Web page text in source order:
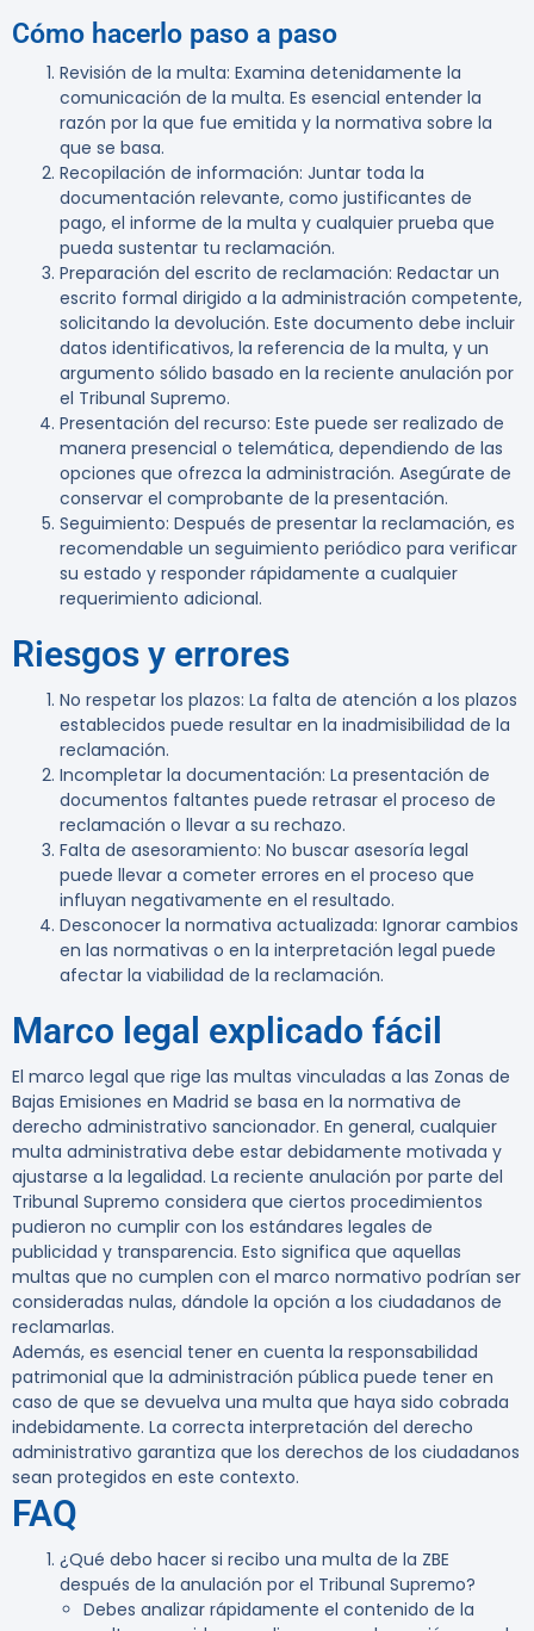
Cómo hacerlo paso a paso
Revisión de la multa: Examina detenidamente la
comunicación de la multa. Es esencial entender la
razón por la que fue emitida y la normativa sobre la
que se basa.
Recopilación de información: Juntar toda la
documentación relevante, como justificantes de
pago, el informe de la multa y cualquier prueba que
pueda sustentar tu reclamación.
Preparación del escrito de reclamación: Redactar un
escrito formal dirigido a la administración competente,
solicitando la devolución. Este documento debe incluir
datos identificativos, la referencia de la multa, y un
argumento sólido basado en la reciente anulación por
el Tribunal Supremo.
Presentación del recurso: Este puede ser realizado de
manera presencial o telemática, dependiendo de las
opciones que ofrezca la administración. Asegúrate de
conservar el comprobante de la presentación.
Seguimiento: Después de presentar la reclamación, es
recomendable un seguimiento periódico para verificar
su estado y responder rápidamente a cualquier
requerimiento adicional.
Riesgos y errores
No respetar los plazos: La falta de atención a los plazos
establecidos puede resultar en la inadmisibilidad de la
reclamación.
Incompletar la documentación: La presentación de
documentos faltantes puede retrasar el proceso de
reclamación o llevar a su rechazo.
Falta de asesoramiento: No buscar asesoría legal
puede llevar a cometer errores en el proceso que
influyan negativamente en el resultado.
Desconocer la normativa actualizada: Ignorar cambios
en las normativas o en la interpretación legal puede
afectar la viabilidad de la reclamación.
Marco legal explicado fácil
El marco legal que rige las multas vinculadas a las Zonas de
Bajas Emisiones en Madrid se basa en la normativa de
derecho administrativo sancionador. En general, cualquier
multa administrativa debe estar debidamente motivada y
ajustarse a la legalidad. La reciente anulación por parte del
Tribunal Supremo considera que ciertos procedimientos
pudieron no cumplir con los estándares legales de
publicidad y transparencia. Esto significa que aquellas
multas que no cumplen con el marco normativo podrían ser
consideradas nulas, dándole la opción a los ciudadanos de
reclamarlas.
Además, es esencial tener en cuenta la responsabilidad
patrimonial que la administración pública puede tener en
caso de que se devuelva una multa que haya sido cobrada
indebidamente. La correcta interpretación del derecho
administrativo garantiza que los derechos de los ciudadanos
sean protegidos en este contexto.
FAQ
¿Qué debo hacer si recibo una multa de la ZBE
después de la anulación por el Tribunal Supremo?
Debes analizar rápidamente el contenido de la